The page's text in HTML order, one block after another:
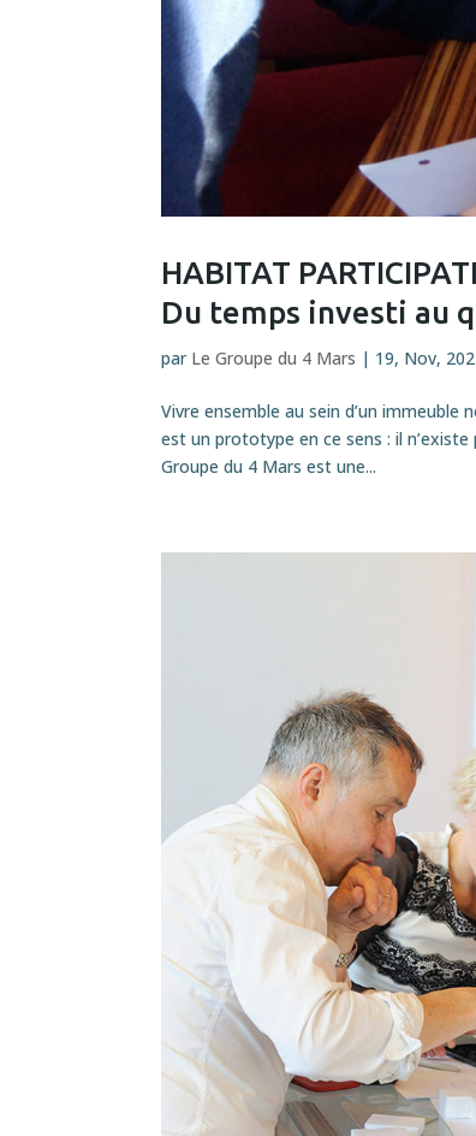
HABITAT
Du temps investi au
par Le Groupe du 4 Mars | 19, Nov,
Vivre ensemble au sein d’un
est un prototype en ce sens : il
Groupe du 4 Mars est une...